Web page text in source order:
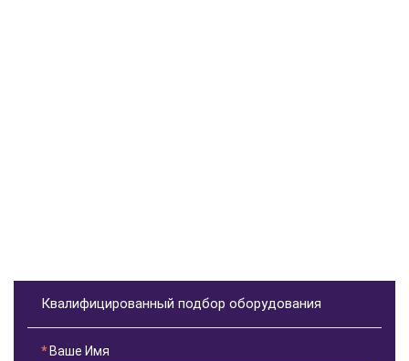
Квалифицированный подбор оборудования
Ваше Имя